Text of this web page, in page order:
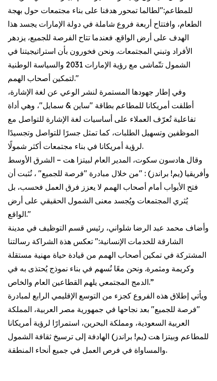
للمطاعم:"لطالما تمحور هدفنا على بناء مجتمعات حول بهجة
الطعام، وافتتاح أربعة فروع شاملة في دولة الإمارات يجسد هذا
الهدف على أرض الواقع. فعندما تتاح الفرصة للجميع، يزدهر
الأفراد وتبني المجتمعات. ونحن فخورون بأن استراتيجيتنا في
الشمول تتّماشى مع رؤية الإمارات 2031 والسياسة الوطنية
لتمكين أصحاب الهمم."
وفي إطار جهودها المستمرة لنشر الوعي عن لغة الإشارة،
أطلقت أمريكانا للمطاعم بطاقة "ساين & سمايل"، وهي أداة
تفاعلية تُعرّف العملاء على أساسيات لغة الإشارة للتواصل مع
الموظفين وتسهيل الطلبات، كما تمثل جسرًا للتواصل وتجسيدًا
لرؤية أمريكانا في بناء مجتمعات أكثر شمولًا.
وقال هادسون سكوت، المدير العام لبيتزا هت – الشرق الأوسط
وأفريقيا (يم! براندز) : "من خلال مبادرة "فرصة للجميع" ، نُثبت أن
فتح الأبواب أمام أصحاب الهمم لا يعزز فرق العمل فحسب، بل
يُثري المجتمعات ويُجسد معنى الشمول الحقيقي على أرض
الواقع."
وأضاف محمد عبد الرضا شلواني، رئيس قسم التوظيف في مدينة
الشارقة للخدمات الإنسانية:" تعكس هذة الشراكة رسالتنا
المشتركة في تمكين أصحاب الهمم من قيادة حياة مهنية مستقلة
وكريمة ومثمرة. ونحن معًا نُسهم في بناء نموذج يُحتذى به في
الدمج المجتمعي يلهم القطاعين العام والخاص.”
ويأتي إطلاق هذه الفروع كجزء من التوسع الإقليمي الرابع لمبادرة
"فرصة للجميع" بعد نجاحها في جمهورية مصر العربية، المملكة
العربية السعودية، ومملكة البحرين، استمرارًا لرؤية أمريكانا
للمطاعم وبيتزا هت (يم! براندز) الهادفة إلى ترسيخ ثقافة الشمول
والمساواة في فرص العمل في جميع أنحاء المنطقة.